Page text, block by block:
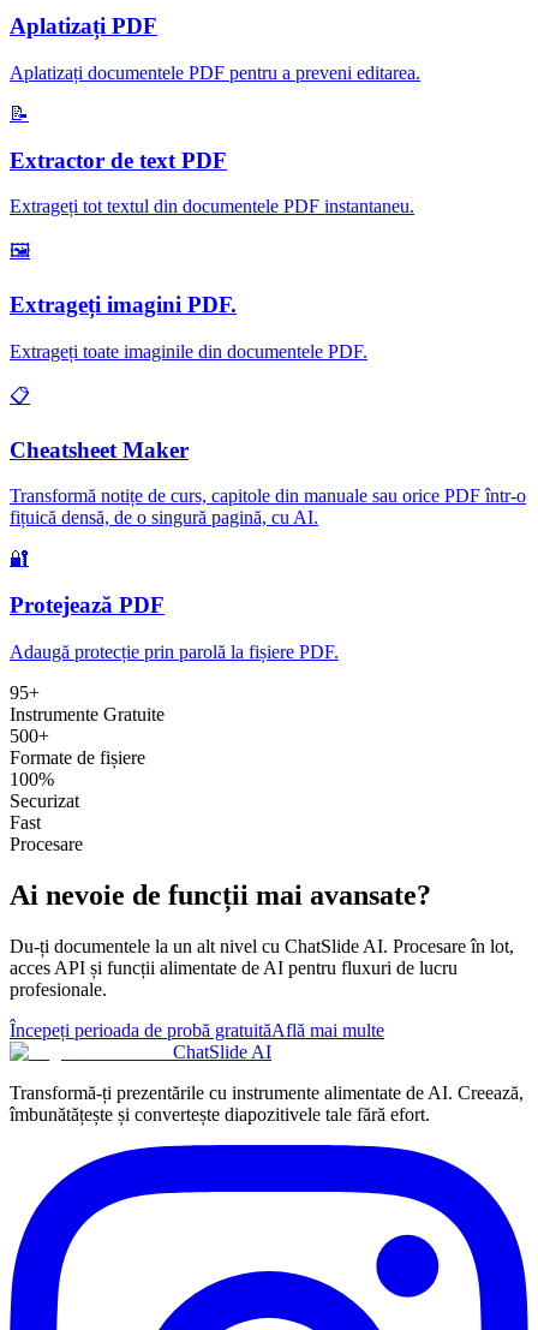
Aplatizați PDF
Aplatizați documentele PDF pentru a preveni editarea.
📝
Extractor de text PDF
Extrageți tot textul din documentele PDF instantaneu.
🖼️
Extrageți imagini PDF.
Extrageți toate imaginile din documentele PDF.
📋
Cheatsheet Maker
Transformă notițe de curs, capitole din manuale sau orice PDF într-o
fițuică densă, de o singură pagină, cu AI.
🔐
Protejează PDF
Adaugă protecție prin parolă la fișiere PDF.
95+
Instrumente Gratuite
500+
Formate de fișiere
100%
Securizat
Fast
Procesare
Ai nevoie de funcții mai avansate?
Du-ți documentele la un alt nivel cu ChatSlide AI. Procesare în lot,
acces API și funcții alimentate de AI pentru fluxuri de lucru
profesionale.
Începeți perioada de probă gratuităAflă mai multe
ChatSlide AI
Transformă-ți prezentările cu instrumente alimentate de AI. Creează,
îmbunătățește și convertește diapozitivele tale fără efort.